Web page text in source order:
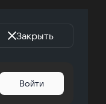
Закрыть
Войти